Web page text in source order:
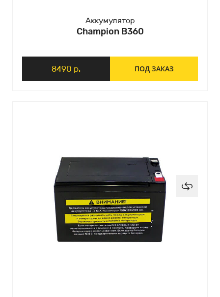
Аккумулятор
Champion B360
8490 р. ПОД ЗАКАЗ